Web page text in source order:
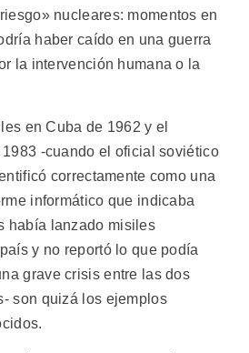
nucleares: momentos en
haber caído en una guerra
la intervención humana o la
en Cuba de 1962 y el
-cuando el oficial soviético
correctamente como una
informático que indicaba
había lanzado misiles
y no reportó lo que podía
grave crisis entre las dos
son quizá los ejemplos